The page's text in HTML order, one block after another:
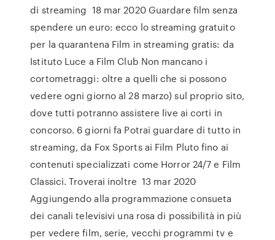
di streaming 18 mar 2020 Guardare film senza
spendere un euro: ecco lo streaming gratuito
per la quarantena Film in streaming gratis: da
Istituto Luce a Film Club Non mancano i
cortometraggi: oltre a quelli che si possono
vedere ogni giorno al 28 marzo) sul proprio sito,
dove tutti potranno assistere live ai corti in
concorso. 6 giorni fa Potrai guardare di tutto in
streaming, da Fox Sports ai Film Pluto fino ai
contenuti specializzati come Horror 24/7 e Film
Classici. Troverai inoltre 13 mar 2020
Aggiungendo alla programmazione consueta
dei canali televisivi una rosa di possibilità in più
per vedere film, serie, vecchi programmi tv e